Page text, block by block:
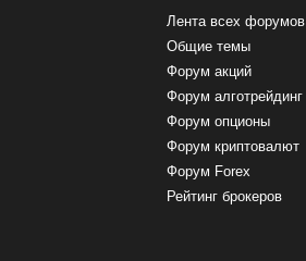
Лента всех форумов
Общие темы
Форум акций
Форум алготрейдинг
Форум опционы
Форум криптовалют
Форум Forex
Рейтинг брокеров